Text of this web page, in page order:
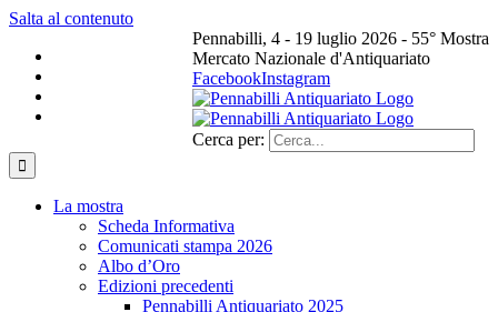
Salta al contenuto
Pennabilli, 4 - 19 luglio 2026 - 55° Mostra
Mercato Nazionale d'Antiquariato
FacebookInstagram
Cerca per:
La mostra
Scheda Informativa
Comunicati stampa 2026
Albo d’Oro
Edizioni precedenti
Pennabilli Antiquariato 2025